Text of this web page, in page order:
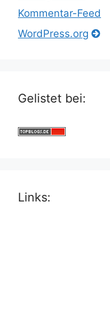
Kommentar-Feed
WordPress.org
Gelistet bei:
Links: